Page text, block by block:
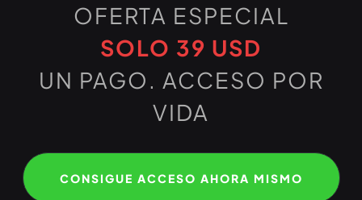
OFERTA ESPECIAL
SOLO 39 USD
UN PAGO. ACCESO POR
VIDA
CONSIGUE ACCESO AHORA MISMO